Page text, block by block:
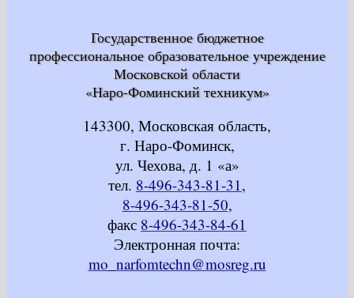
Государственное бюджетное
профессиональное образовательное учреждение
Московской области
«Наро-Фоминский техникум»
143300, Московская область,
г. Наро-Фоминск,
ул. Чехова, д. 1 «а»
тел. 8-496-343-81-31,
8-496-343-81-50,
факс 8-496-343-84-61
Электронная почта:
mo_narfomtechn@mosreg.ru